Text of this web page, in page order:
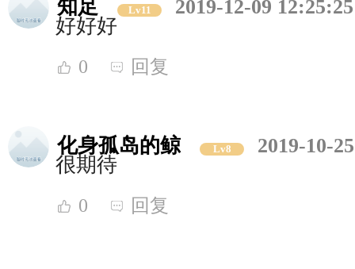
知足 Lv11
2019-12-09 12:25:25
好好好
0 回复
化身孤岛的鲸 Lv8
2019-10-
很期待
0 回复